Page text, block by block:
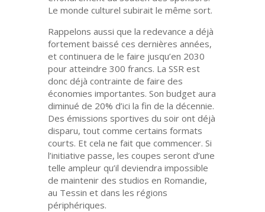
Le monde culturel subirait le même sort.
Rappelons aussi que la redevance a déjà
fortement baissé ces dernières années,
et continuera de le faire jusqu’en 2030
pour atteindre 300 francs. La SSR est
donc déjà contrainte de faire des
économies importantes. Son budget aura
diminué de 20% d’ici la fin de la décennie.
Des émissions sportives du soir ont déjà
disparu, tout comme certains formats
courts. Et cela ne fait que commencer. Si
l’initiative passe, les coupes seront d’une
telle ampleur qu’il deviendra impossible
de maintenir des studios en Romandie,
au Tessin et dans les régions
périphériques.